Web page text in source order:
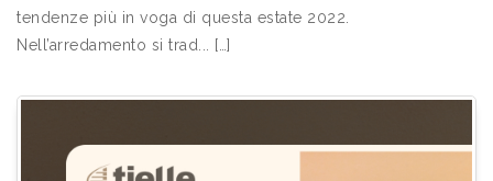
tendenze più in voga di questa estate 2022.
Nell’arredamento si trad... […]